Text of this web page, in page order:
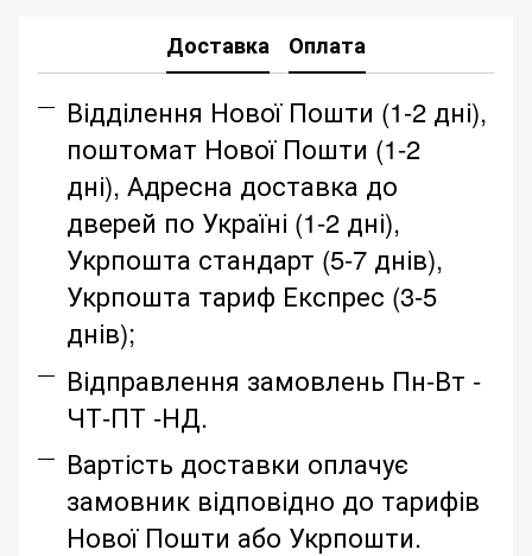
Доставка Оплата
Відділення Нової Пошти (1-2 дні),
поштомат Нової Пошти (1-2
дні), Адресна доставка до
дверей по Україні (1-2 дні),
Укрпошта стандарт (5-7 днів),
Укрпошта тариф Експрес (3-5
днів);
Відправлення замовлень Пн-Вт -
ЧТ-ПТ -НД.
Вартість доставки оплачує
замовник відповідно до тарифів
Нової Пошти або Укрпошти.